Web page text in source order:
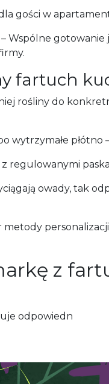
gości w
– Wspólne gotowanie
fartuch
rośliny do
wytrzymałe płótno
z regulowanymi
owady, tak
metody
z
odpowiedn